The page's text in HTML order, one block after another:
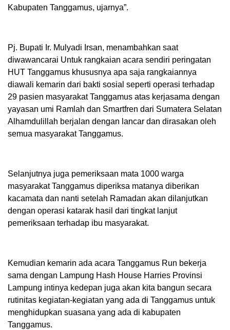
Kabupaten Tanggamus, ujarnya”.
Pj. Bupati Ir. Mulyadi Irsan, menambahkan saat
diwawancarai Untuk rangkaian acara sendiri peringatan
HUT Tanggamus khususnya apa saja rangkaiannya
diawali kemarin dari bakti sosial seperti operasi terhadap
29 pasien masyarakat Tanggamus atas kerjasama dengan
yayasan umi Ramlah dan Smartfren dari Sumatera Selatan
Alhamdulillah berjalan dengan lancar dan dirasakan oleh
semua masyarakat Tanggamus.
Selanjutnya juga pemeriksaan mata 1000 warga
masyarakat Tanggamus diperiksa matanya diberikan
kacamata dan nanti setelah Ramadan akan dilanjutkan
dengan operasi katarak hasil dari tingkat lanjut
pemeriksaan terhadap ibu masyarakat.
Kemudian kemarin ada acara Tanggamus Run bekerja
sama dengan Lampung Hash House Harries Provinsi
Lampung intinya kedepan juga akan kita bangun secara
rutinitas kegiatan-kegiatan yang ada di Tanggamus untuk
menghidupkan suasana yang ada di kabupaten
Tanggamus.